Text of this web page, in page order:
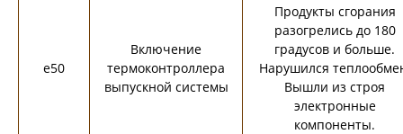
e50
Включение
термоконтроллера
выпускной системы
Продукты сгорания
разогрелись до 180
градусов и больше.
Нарушился
Вышли из строя
электронные
компоненты.